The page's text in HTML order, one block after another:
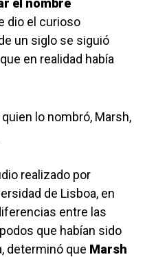
el nombre
dio el curioso
un siglo se siguió
en realidad había
lo nombró, Marsh,
realizado por
de Lisboa, en
entre las
que habían sido
determinó que Marsh